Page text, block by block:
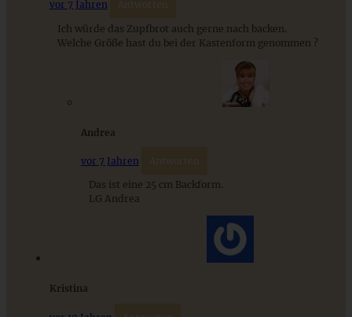
Lockerer Blaubeer-Hefekuchen mit Zimtzucker
& Gemüse der Saison
vor 7 Jahren Antworten
Ich würde das Zupfbrot auch gerne nach backen.
Welche Größe hast du bei der Kastenform genommen ?
Andrea
vor 7 Jahren Antworten
Das ist eine 25 cm Backform.
LG Andrea
Kristina